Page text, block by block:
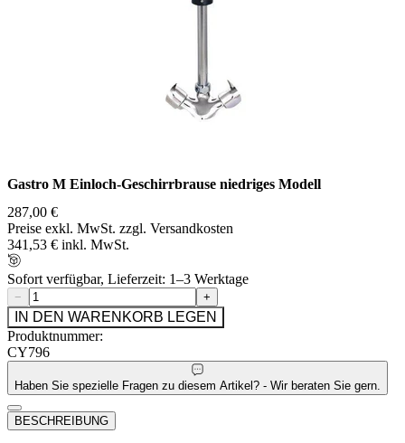
Gastro M Einloch-Geschirrbrause niedriges Modell
287,00 €
Preise exkl. MwSt. zzgl. Versandkosten
341,53 € inkl. MwSt.
Sofort verfügbar, Lieferzeit: 1–3 Werktage
− +
IN DEN WARENKORB LEGEN
Produktnummer:
CY796
Haben Sie spezielle Fragen zu diesem Artikel? - Wir beraten Sie gern.
BESCHREIBUNG